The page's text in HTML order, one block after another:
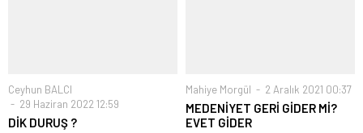
Ceyhun BALCI
29 Haziran 2022 12:59
DİK DURUŞ ?
Mahiye Morgül 2 Aralık 2021 00:37
MEDENİYET GERİ GİDER Mİ?
EVET GİDER